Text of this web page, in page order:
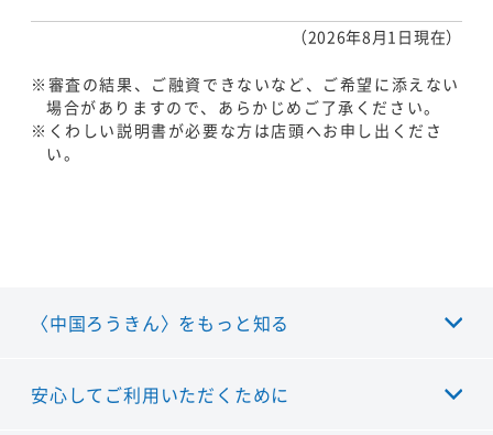
（2026年8月1日現在）
※審査の結果、ご融資できないなど、ご希望に添えない
場合がありますので、あらかじめご了承ください。
※くわしい説明書が必要な方は店頭へお申し出くださ
い。
〈中国ろうきん〉をもっと知る
安心してご利用いただくために